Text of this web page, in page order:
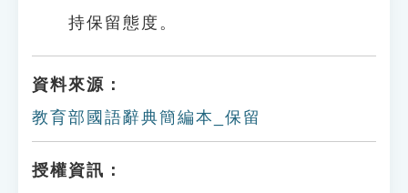
持保留態度。
資料來源：
教育部國語辭典簡編本_保留
授權資訊：